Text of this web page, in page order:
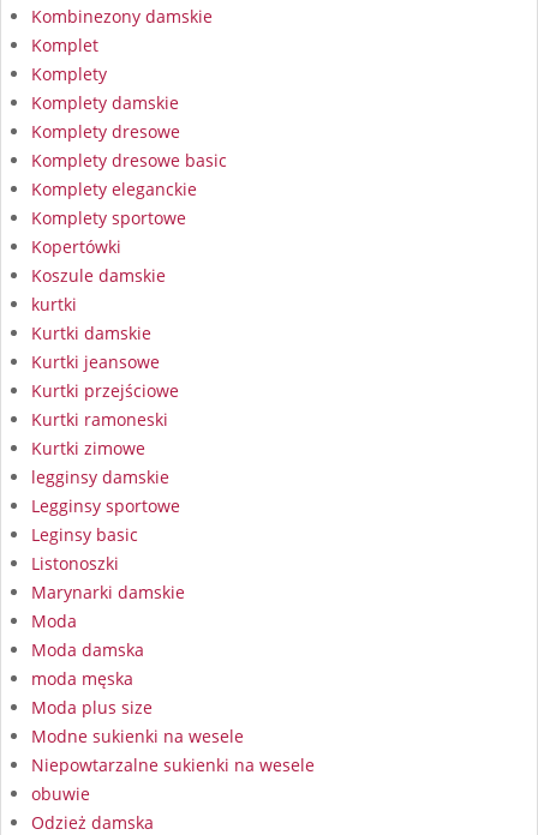
Kombinezony damskie
Komplet
Komplety
Komplety damskie
Komplety dresowe
Komplety dresowe basic
Komplety eleganckie
Komplety sportowe
Kopertówki
Koszule damskie
kurtki
Kurtki damskie
Kurtki jeansowe
Kurtki przejściowe
Kurtki ramoneski
Kurtki zimowe
legginsy damskie
Legginsy sportowe
Leginsy basic
Listonoszki
Marynarki damskie
Moda
Moda damska
moda męska
Moda plus size
Modne sukienki na wesele
Niepowtarzalne sukienki na wesele
obuwie
Odzież damska